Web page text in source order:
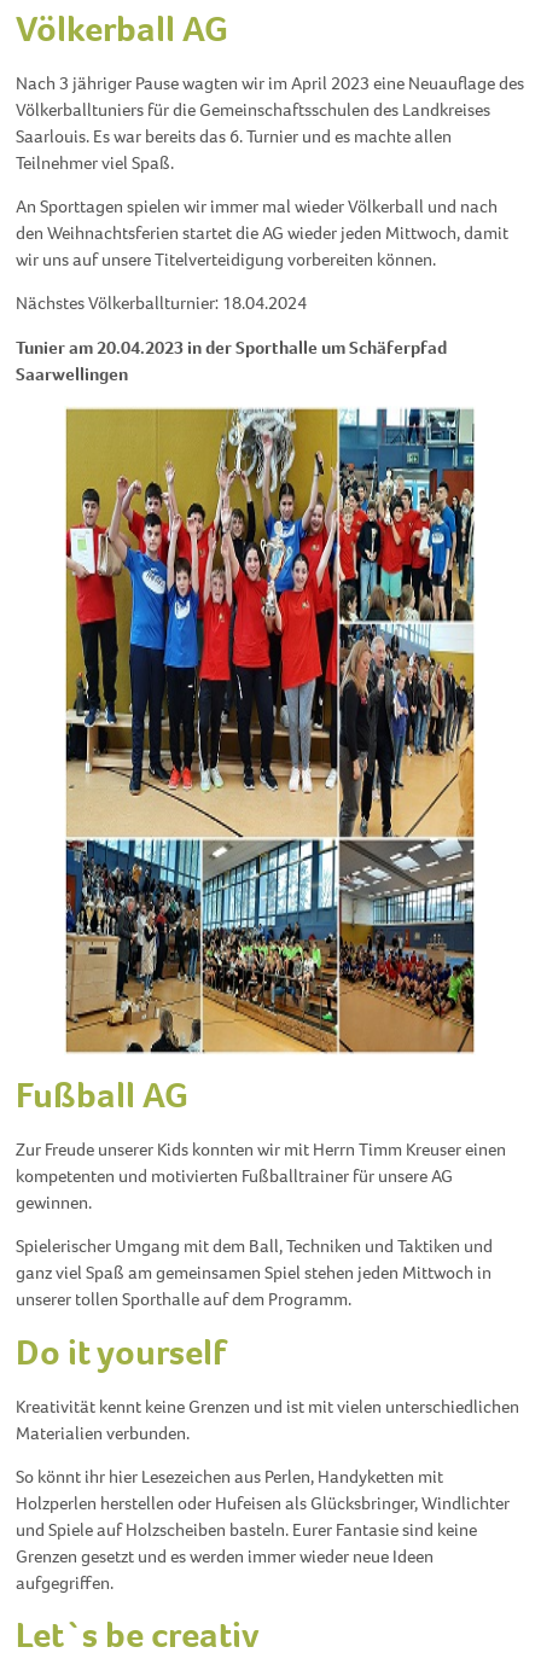
Völkerball AG
Nach 3 jähriger Pause wagten wir im April 2023 eine Neuauflage des
Völkerballtuniers für die Gemeinschaftsschulen des Landkreises
Saarlouis. Es war bereits das 6. Turnier und es machte allen
Teilnehmer viel Spaß.
An Sporttagen spielen wir immer mal wieder Völkerball und nach
den Weihnachtsferien startet die AG wieder jeden Mittwoch, damit
wir uns auf unsere Titelverteidigung vorbereiten können.
Nächstes Völkerballturnier: 18.04.2024
Tunier am 20.04.2023 in der Sporthalle um Schäferpfad
Saarwellingen
Fußball AG
Zur Freude unserer Kids konnten wir mit Herrn Timm Kreuser einen
kompetenten und motivierten Fußballtrainer für unsere AG
gewinnen.
Spielerischer Umgang mit dem Ball, Techniken und Taktiken und
ganz viel Spaß am gemeinsamen Spiel stehen jeden Mittwoch in
unserer tollen Sporthalle auf dem Programm.
Do it yourself
Kreativität kennt keine Grenzen und ist mit vielen unterschiedlichen
Materialien verbunden.
So könnt ihr hier Lesezeichen aus Perlen, Handyketten mit
Holzperlen herstellen oder Hufeisen als Glücksbringer, Windlichter
und Spiele auf Holzscheiben basteln. Eurer Fantasie sind keine
Grenzen gesetzt und es werden immer wieder neue Ideen
aufgegriffen.
Let`s be creativ